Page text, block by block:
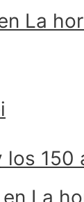
La
los 150